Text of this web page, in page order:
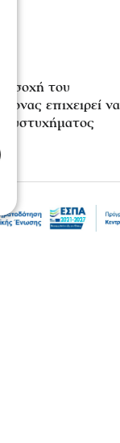
του
επιχειρεί να
δυστυχήματος
τα ρούχα